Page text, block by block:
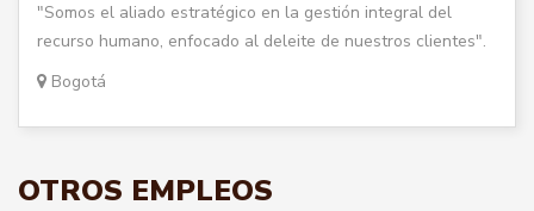
"Somos el aliado estratégico en la gestión integral del
recurso humano, enfocado al deleite de nuestros clientes".
Bogotá
OTROS EMPLEOS